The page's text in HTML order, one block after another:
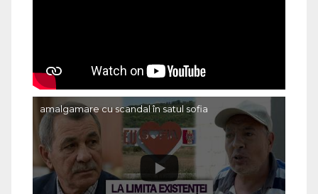
amalgamare cu scandal în satul sofia